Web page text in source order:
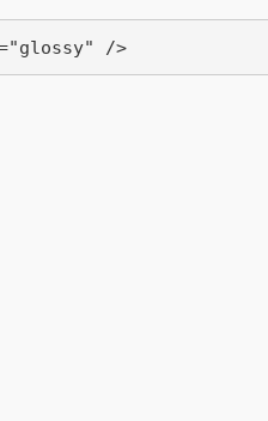
<img src="xxx.gif" class="glossy" />